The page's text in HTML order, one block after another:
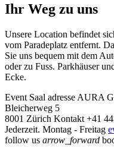
Ihr Weg zu uns
Unsere Location befindet
vom Paradeplatz entfernt.
Sie uns bequem mit dem
oder zu Fuss. Parkhäuser
Ecke.
Event Saal adresse AURA
Bleicherweg 5
8001 Zürich Kontakt +41
Jederzeit. Montag - Freitag
follow us arrow_forward